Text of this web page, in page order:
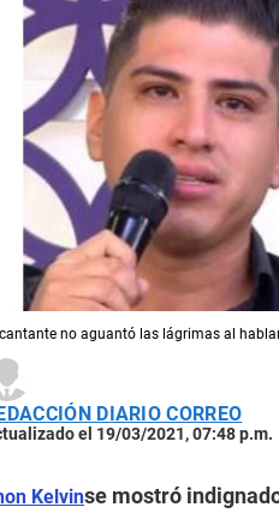
cantante no aguantó las lágrimas al
DIARIO CORREO
el 19/03/2021, 07:48 p.m.
Kelvinse mostró